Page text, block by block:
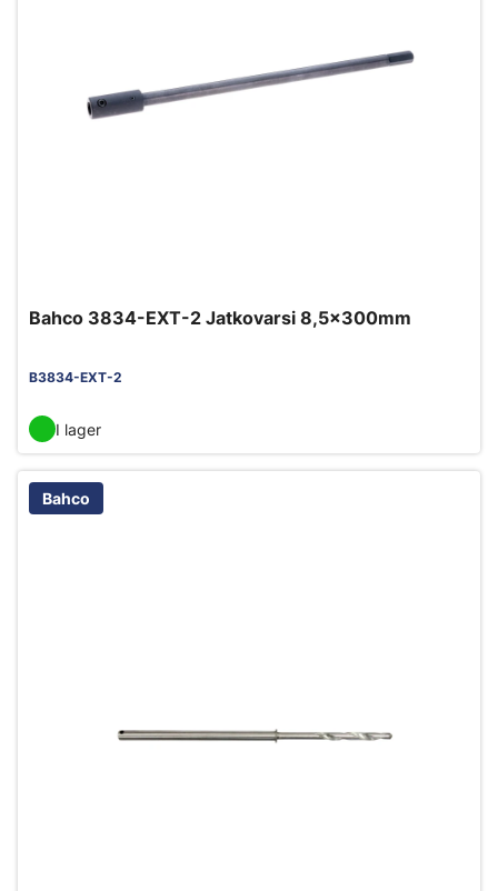
Bahco 3834-EXT-2 Jatkovarsi 8,5x300mm
B3834-EXT-2
I lager
Bahco